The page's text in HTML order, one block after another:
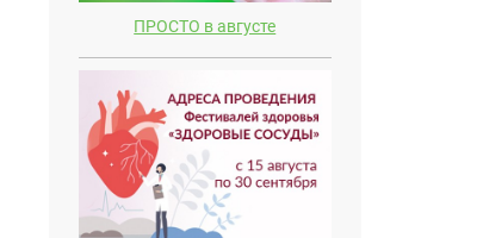
ПРОСТО в августе